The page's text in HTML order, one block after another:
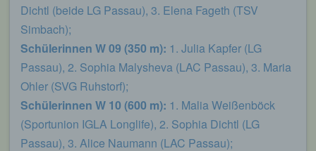
Dichtl (beide LG Passau), 3. Elena Fageth (TSV
Simbach);
Schülerinnen W 09 (350 m): 1. Julia Kapfer (LG
Passau), 2. Sophia Malysheva (LAC Passau), 3. Maria
Ohler (SVG Ruhstorf);
Schülerinnen W 10 (600 m): 1. Malia Weißenböck
(Sportunion IGLA Longlife), 2. Sophia Dichtl (LG
Passau), 3. Alice Naumann (LAC Passau);